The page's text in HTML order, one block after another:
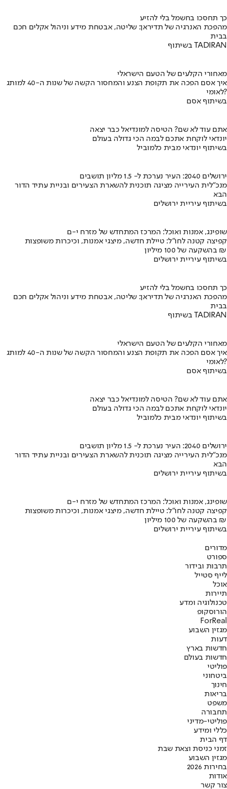
כך תחסכו בחשמל בלי להזיע
מהפכת האנרגיה של תדיראן: שליטה, אבטחת מידע וניהול אקלים חכם
בבית
בשיתוף TADIRAN
מאחורי הקלעים של הטעם הישראלי
איך אסם הפכה את תקופת הצנע והמחסור הקשה של שנות ה-40 למותג
לאומי?
בשיתוף אסם
אתם עוד לא שם? הטיסה למונדיאל כבר יצאה
יונדאי לוקחת אתכם לבמה הכי גדולה בעולם
בשיתוף יונדאי מבית כלמוביל
ירושלים 2040: העיר נערכת ל- 1.5 מליון תושבים
מנכ"לית העירייה מציגה תוכנית להשארת הצעירים ובניית עתיד הדור
הבא
בשיתוף עיריית ירושלים
שופינג, אמנות ואוכל: המרכז המתחדש של מזרח י-ם
קפיצה קטנה לחו"ל: טיילת חדשה, מיצגי אמנות, וכיכרות משופצות
בהשקעה של 100 מיליון ₪
בשיתוף עיריית ירושלים
כך תחסכו בחשמל בלי להזיע
מהפכת האנרגיה של תדיראן: שליטה, אבטחת מידע וניהול אקלים חכם
בבית
בשיתוף TADIRAN
מאחורי הקלעים של הטעם הישראלי
איך אסם הפכה את תקופת הצנע והמחסור הקשה של שנות ה-40 למותג
לאומי?
בשיתוף אסם
אתם עוד לא שם? הטיסה למונדיאל כבר יצאה
יונדאי לוקחת אתכם לבמה הכי גדולה בעולם
בשיתוף יונדאי מבית כלמוביל
ירושלים 2040: העיר נערכת ל- 1.5 מליון תושבים
מנכ"לית העירייה מציגה תוכנית להשארת הצעירים ובניית עתיד הדור
הבא
בשיתוף עיריית ירושלים
שופינג, אמנות ואוכל: המרכז המתחדש של מזרח י-ם
קפיצה קטנה לחו"ל: טיילת חדשה, מיצגי אמנות, וכיכרות משופצות
בהשקעה של 100 מיליון ₪
בשיתוף עיריית ירושלים
מדורים
ספורט
תרבות ובידור
לייף סטייל
אוכל
תיירות
טכנולוגיה ומדע
הורוסקופ
ForReal
מגזין השבוע
דעות
חדשות בארץ
חדשות בעולם
פוליטי
ביטחוני
חינוך
בריאות
משפט
תחבורה
פוליטי-מדיני
כללי ומידע
דף הבית
זמני כניסת וצאת שבת
מגזין השבוע
בחירות 2026
אודות
צור קשר